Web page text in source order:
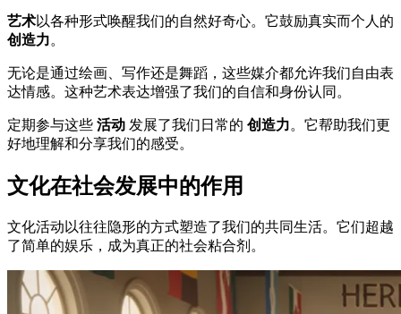
艺术以各种形式唤醒我们的自然好奇心。它鼓励真实而个人的
创造力。
无论是通过绘画、写作还是舞蹈，这些媒介都允许我们自由表
达情感。这种艺术表达增强了我们的自信和身份认同。
定期参与这些 活动 发展了我们日常的 创造力。它帮助我们更
好地理解和分享我们的感受。
文化在社会发展中的作用
文化活动以往往隐形的方式塑造了我们的共同生活。它们超越
了简单的娱乐，成为真正的社会粘合剂。